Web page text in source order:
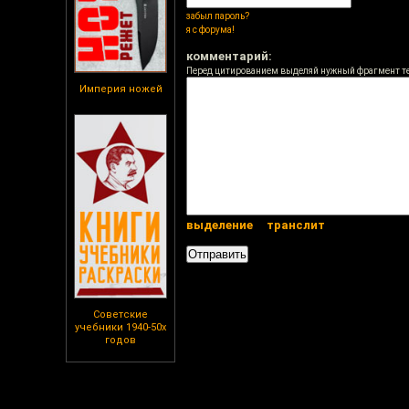
Империя ножей
Советские
учебники 1940-50х
годов
забыл пароль?
я с форума!
комментарий:
Перед цитированием выделяй нужный фрагмент
выделение транслит